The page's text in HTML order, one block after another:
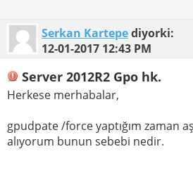
Serkan Kartepediyorki:
12-01-2017 12:43 PM
Server 2012R2 Gpo hk.
Herkese merhabalar,
gpudpate /force yaptığım zaman
alıyorum bunun sebebi nedir.